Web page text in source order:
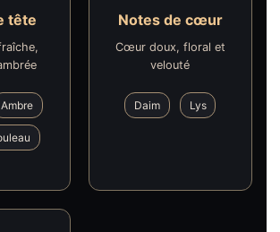
tête
Ambre
Notes de cœur
Cœur doux, floral et
velouté
Daim Lys